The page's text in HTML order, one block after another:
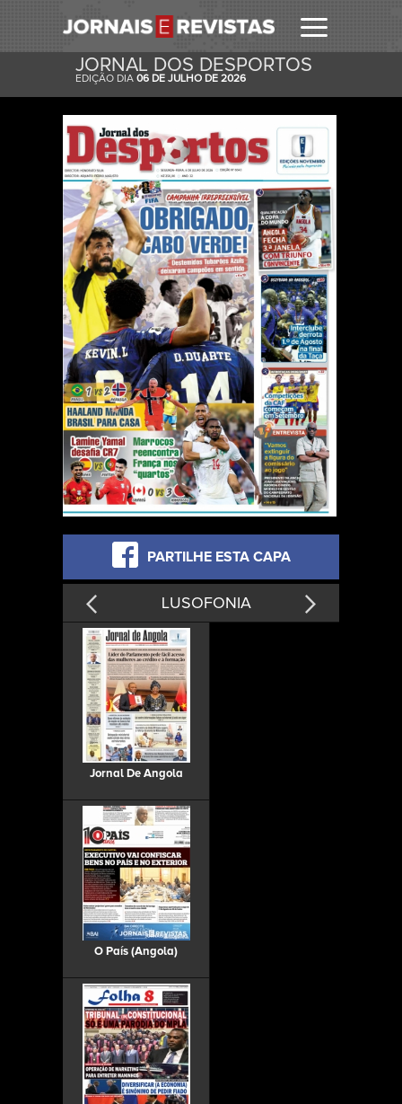
JORNAL DOS DESPORTOS
EDIÇÃO DIA 06 DE JULHO DE 2026
RECEBER
RECEBA ESTA E OUTRAS CAPAS NO SEU EMAIL
DIARIAMENTE.
PARTILHE ESTA CAPA
LUSOFONIA
Jornal De Angola
O País (Angola)